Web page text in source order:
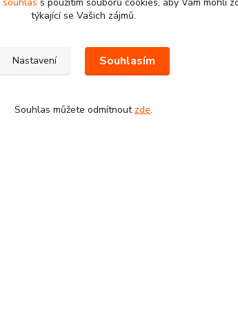
týkající se Vašich zájmů.
Nastavení Souhlasím
Souhlas můžete odmítnout zde.